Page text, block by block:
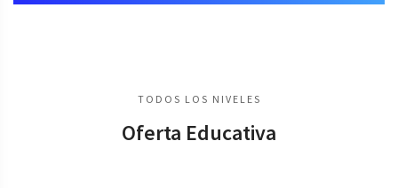
TODOS LOS NIVELES
Oferta Educativa